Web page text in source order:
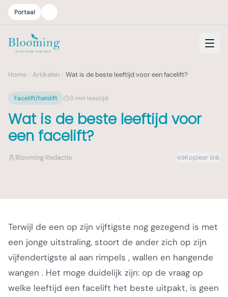
Portaal
Home Artikelen Wat is de beste leeftijd voor een facelift?
Facelift/halslift 3 min leestijd
Wat is de beste leeftijd voor
een facelift?
Blooming Redactie Kopieer link
Terwijl de een op zijn vijftigste nog gezegend is met
een jonge uitstraling, stoort de ander zich op zijn
vijfendertigste al aan rimpels , wallen en hangende
wangen . Het moge duidelijk zijn: op de vraag op
welke leeftijd een facelift het beste uitpakt, is geen